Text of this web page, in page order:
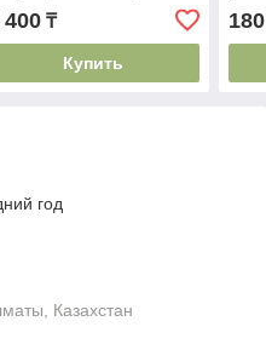
400₸
Купить
год
Казахстан